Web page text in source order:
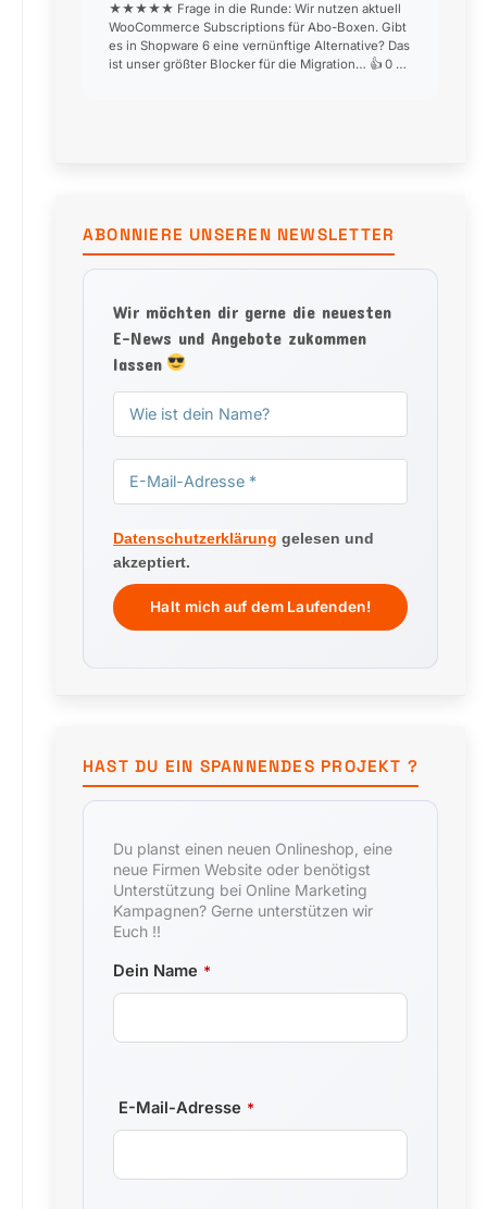
★★★★★ Frage in die Runde: Wir nutzen aktuell
WooCommerce Subscriptions für Abo-Boxen. Gibt
es in Shopware 6 eine vernünftige Alternative? Das
ist unser größter Blocker für die Migration… 👍 0 ❤️
ABONNIERE UNSEREN NEWSLETTER
Wir möchten dir gerne die neuesten
E-News und Angebote zukommen
lassen
Datenschutzerklärung gelesen und
akzeptiert.
HAST DU EIN SPANNENDES PROJEKT ?
Du planst einen neuen Onlineshop, eine
neue Firmen Website oder benötigst
Unterstützung bei Online Marketing
Kampagnen? Gerne unterstützen wir
Euch !!
Dein Name *
E-Mail-Adresse *